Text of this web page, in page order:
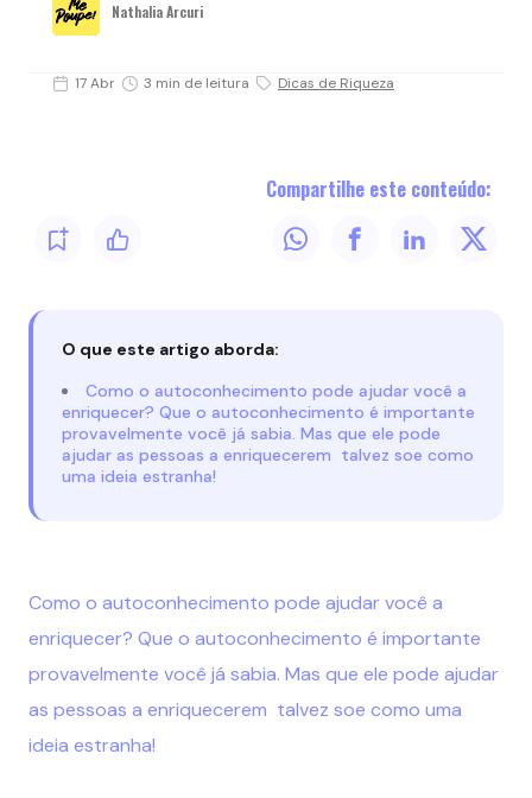
Nathalia Arcuri
17 Abr 3 min de leitura Dicas de Riqueza
Compartilhe este conteúdo:
O que este artigo aborda:
Como o autoconhecimento pode ajudar você a
enriquecer? Que o autoconhecimento é importante
provavelmente você já sabia. Mas que ele pode
ajudar as pessoas a enriquecerem talvez soe como
uma ideia estranha!
Como o autoconhecimento pode ajudar você a
enriquecer? Que o autoconhecimento é importante
provavelmente você já sabia. Mas que ele pode ajudar
as pessoas a enriquecerem talvez soe como uma
ideia estranha!